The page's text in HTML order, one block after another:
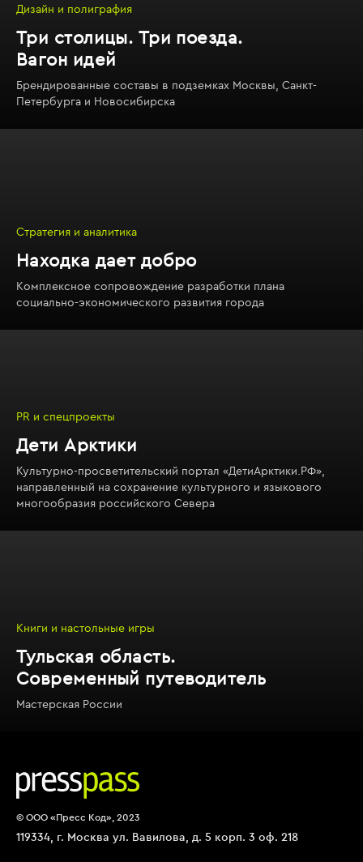
Дизайн и полиграфия
Три столицы. Три поезда.
Вагон идей
Брендированные составы в подземках Москвы, Санкт-
Петербурга и Новосибирска
Стратегия и аналитика
Находка дает добро
Комплексное сопровождение разработки плана
социально-экономического развития города
PR и спецпроекты
Дети Арктики
Культурно-просветительский портал «ДетиАрктики.РФ»,
направленный на сохранение культурного и языкового
многообразия российского Севера
Книги и настольные игры
Тульская область.
Современный путеводитель
Мастерская России
© ООО «Пресс Код», 2023
119334, г. Москва ул. Вавилова, д. 5 корп. 3 оф. 218